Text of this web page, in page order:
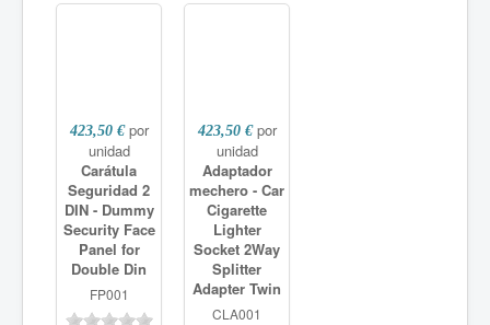
423,50 € por
unidad
Carátula
Seguridad 2
DIN - Dummy
Security Face
Panel for
Double Din
FP001
423,50 € por
unidad
Adaptador
mechero - Car
Cigarette
Lighter
Socket 2Way
Splitter
Adapter Twin
CLA001